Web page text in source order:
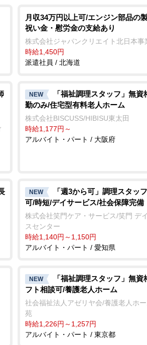
月収34万円以上可/エンジン部品の
祝い金・慰労金の支給あり
株式会社ジャパンクリエイト北日本事
時給1,450円
派遣社員 / 北海道
NEW
「福祉調理スタッフ」無資
勤のみ/住宅型有料老人ホーム
株式会社BISCUSS/HIBISU東太田
時給1,177円～
アルバイト・パート / 大阪府
NEW
「週3から可」調理スタッ
可/時短/デイサービス/社会保障完備
株式会社笑門ケア・サービス/笑門 デ
スセンター
時給1,140円～1,150円
アルバイト・パート / 愛知県
NEW
「福祉調理スタッフ」無資
フト相談可/養護老人ホーム
社会福祉法人アゼリヤ会/養護老人ホ
苑
時給1,226円～1,257円
アルバイト・パート / 東京都